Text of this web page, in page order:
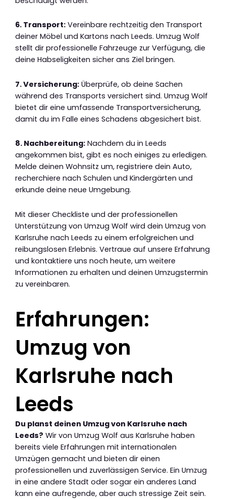
6. Transport: Vereinbare rechtzeitig den Transport
deiner Möbel und Kartons nach Leeds. Umzug Wolf
stellt dir professionelle Fahrzeuge zur Verfügung, die
deine Habseligkeiten sicher ans Ziel bringen.
7. Versicherung: Überprüfe, ob deine Sachen
während des Transports versichert sind. Umzug Wolf
bietet dir eine umfassende Transportversicherung,
damit du im Falle eines Schadens abgesichert bist.
8. Nachbereitung: Nachdem du in Leeds
angekommen bist, gibt es noch einiges zu erledigen.
Melde deinen Wohnsitz um, registriere dein Auto,
recherchiere nach Schulen und Kindergärten und
erkunde deine neue Umgebung.
Mit dieser Checkliste und der professionellen
Unterstützung von Umzug Wolf wird dein Umzug von
Karlsruhe nach Leeds zu einem erfolgreichen und
reibungslosen Erlebnis. Vertraue auf unsere Erfahrung
und kontaktiere uns noch heute, um weitere
Informationen zu erhalten und deinen Umzugstermin
zu vereinbaren.
Erfahrungen:
Umzug von
Karlsruhe nach
Leeds
Du planst deinen Umzug von Karlsruhe nach
Leeds? Wir von Umzug Wolf aus Karlsruhe haben
bereits viele Erfahrungen mit internationalen
Umzügen gemacht und bieten dir einen
professionellen und zuverlässigen Service. Ein Umzug
in eine andere Stadt oder sogar ein anderes Land
kann eine aufregende, aber auch stressige Zeit sein.